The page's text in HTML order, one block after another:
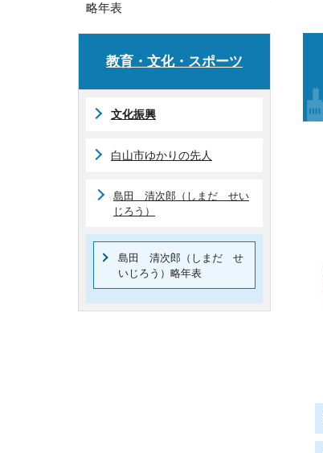
略年表
教育・文化・スポーツ
文化振興
白山市ゆかりの先人
島田 清次郎（しまだ せい
じろう）
島田 清次郎（しまだ せ
いじろう）略年表